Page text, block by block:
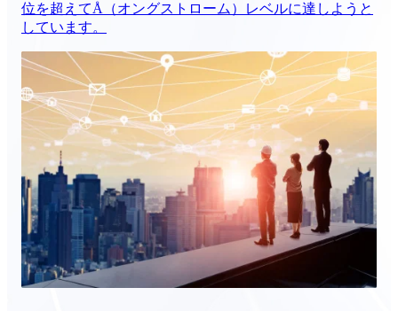
位を超えてÅ（オングストローム）レベルに達しようと
しています。